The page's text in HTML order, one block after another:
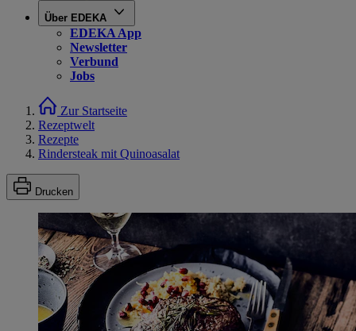
Über EDEKA
EDEKA App
Newsletter
Verbund
Jobs
Zur Startseite
Rezeptwelt
Rezepte
Rindersteak mit Quinoasalat
Drucken